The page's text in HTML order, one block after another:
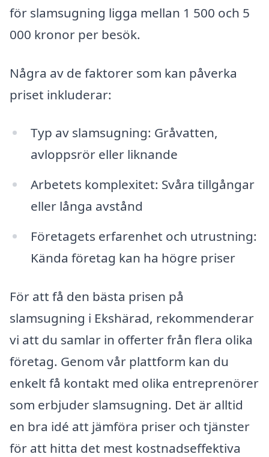
för slamsugning ligga mellan 1 500 och 5
000 kronor per besök.
Några av de faktorer som kan påverka
priset inkluderar:
Typ av slamsugning: Gråvatten,
avloppsrör eller liknande
Arbetets komplexitet: Svåra tillgångar
eller långa avstånd
Företagets erfarenhet och utrustning:
Kända företag kan ha högre priser
För att få den bästa prisen på
slamsugning i Ekshärad, rekommenderar
vi att du samlar in offerter från flera olika
företag. Genom vår plattform kan du
enkelt få kontakt med olika entreprenörer
som erbjuder slamsugning. Det är alltid
en bra idé att jämföra priser och tjänster
för att hitta det mest kostnadseffektiva